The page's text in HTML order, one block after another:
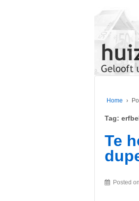
Home ›
Tag:
Te
Posted on